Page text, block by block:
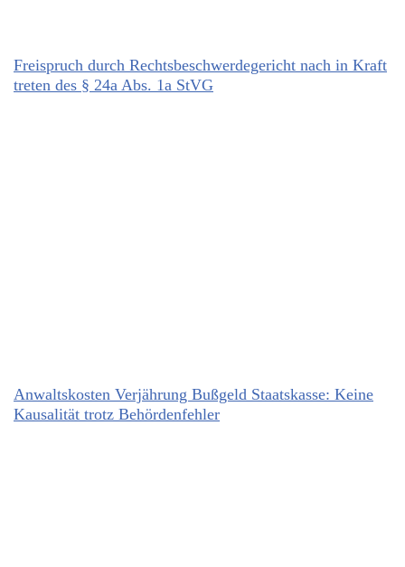
Freispruch durch Rechtsbeschwerdegericht nach in Kraft
treten des § 24a Abs. 1a StVG
Anwaltskosten Verjährung Bußgeld Staatskasse: Keine
Kausalität trotz Behördenfehler